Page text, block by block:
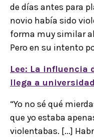
de días antes para
novio había sido
forma muy similar
Pero en su intento
Lee: La influencia
llega a
“Yo no sé qué
que yo estaba
violentabas. [...]